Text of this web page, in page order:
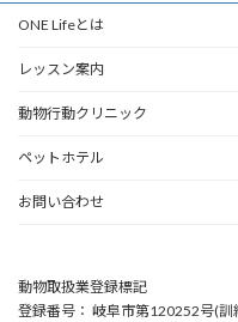
ONE Lifeとは
レッスン案内
動物行動クリニック
ペットホテル
お問い合わせ
動物取扱業登録標記
登録番号： 岐阜市第120252号(